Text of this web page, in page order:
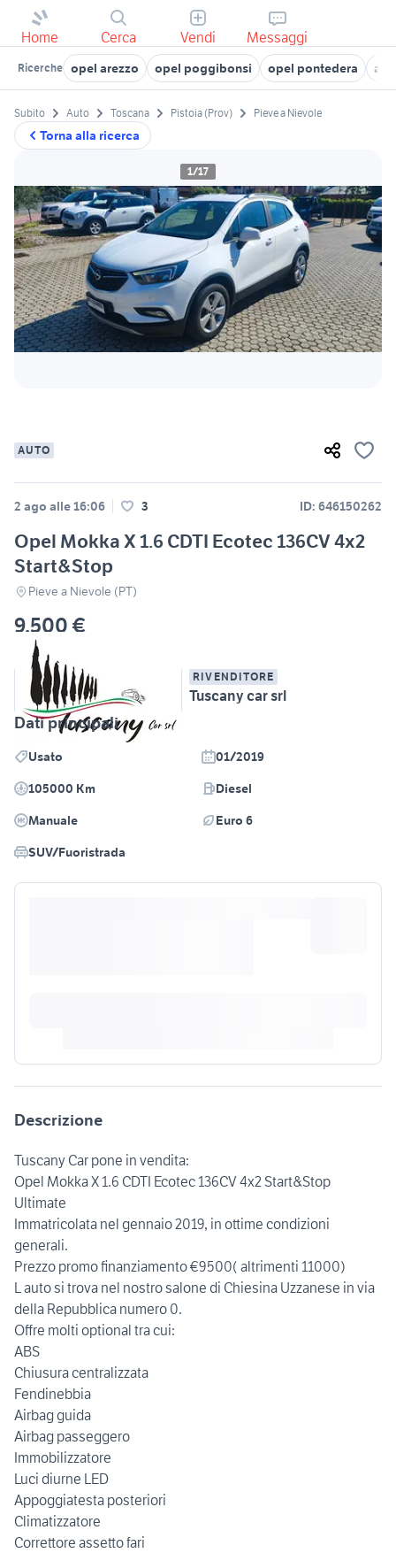
Home Cerca Vendi Messaggi
Ricerche opel arezzo opel poggibonsi opel pontedera
Torna alla ricerca
Subito Auto Toscana Pistoia (Prov) Pieve a Nievole
1/17
AUTO
2 ago alle 16:06 3 ID: 646150262
Opel Mokka X 1.6 CDTI Ecotec 136CV 4x2
Start&Stop
Pieve a Nievole (PT)
9.500 €
RIVENDITORE
Tuscany car srl
Dati principali
Usato
01/2019
105000 Km
Diesel
Manuale
Euro 6
SUV/Fuoristrada
Descrizione
Tuscany Car pone in vendita:
Opel Mokka X 1.6 CDTI Ecotec 136CV 4x2 Start&Stop
Ultimate
Immatricolata nel gennaio 2019, in ottime condizioni
generali.
Prezzo promo finanziamento €9500( altrimenti 11000)
L auto si trova nel nostro salone di Chiesina Uzzanese in via
della Repubblica numero 0.
Offre molti optional tra cui:
ABS
Chiusura centralizzata
Fendinebbia
Airbag guida
Airbag passeggero
Immobilizzatore
Luci diurne LED
Appoggiatesta posteriori
Climatizzatore
Correttore assetto fari